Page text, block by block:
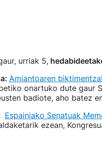
urriak 5,
Amiantoaren
onartuko dute gaur
badiote, aho batez
Espainiako Senatuak
ezean,